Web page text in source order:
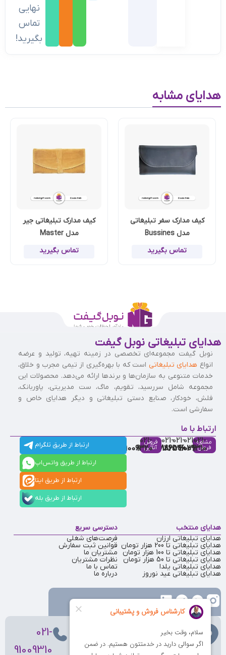
نهایی
تماس
بگیرید!
هدایای مشابه
کیف مدارک سفر تبلیغاتی
مدل Bussines
تماس بگیرید
کیف مدارک تبلیغاتی جیر
مدل Master
تماس بگیرید
هدایای تبلیغاتی نوبل گیفت
نوبل گیفت مجموعه‌ای تخصصی در زمینه تهیه، تولید و عرضه
انواع هدایای تبلیغاتی است که با بهره‌گیری از تیمی مجرب و خلاق،
خدمات متنوعی به سازمان‌ها و برندها ارائه می‌دهد. محصولات این
مجموعه شامل سررسید، تقویم، ماگ، ست مدیریتی، پاوربانک،
فلش، خودکار، صنایع دستی تبلیغاتی و دیگر هدایای خاص و
سفارشی است.
ارتباط با ما
مشاوره
فروش
021-
91009310
021-
86126036
021-
86126506
021-
88537803
فروش
آنلاین
021-
91009320
ارتباط از طریق تلگرام
ارتباط از طریق واتس‌اپ
ارتباط از طریق ایتا
ارتباط از طریق بله
هدایای منتخب
هدایای تبلیغاتی ارزان
هدایای تبلیغاتی تا 200 هزار تومان
هدایای تبلیغاتی تا 100 هزار تومان
هدایای تبلیغاتی تا 50 هزار تومان
هدایای تبلیغاتی یلدا
هدایای تبلیغاتی عید نوروز
دسترسی سریع
فرصت‌های شغلی
قوانین ثبت سفارش
مشتریان ما
نظرات مشتریان
تماس با ما
درباره ما
تهران، ولیعصر، بالاتر از بهشتی،
بن‌بست پردیس، پلاک 12
021-
91009310